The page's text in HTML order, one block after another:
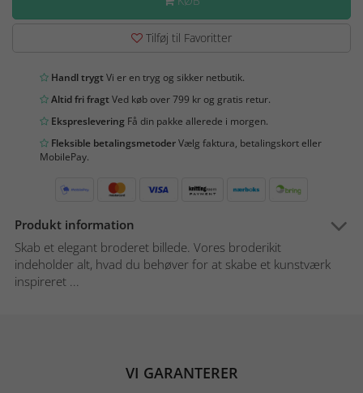
Tilføj til Favoritter
Handl trygtVi er en tryg og sikker netbutik.
Altid fri fragtVed køb over 799 kr og gratis retur.
Ekspreslevering Få din pakke allerede i morgen.
Fleksible betalingsmetoderVælg faktura, betalingskort eller
MobilePay.
Produkt information
Skab et elegant broderet billede. Vores broderikit
indeholder alt, hvad du behøver for at skabe et kunstværk
inspireret ...
VI GARANTERER